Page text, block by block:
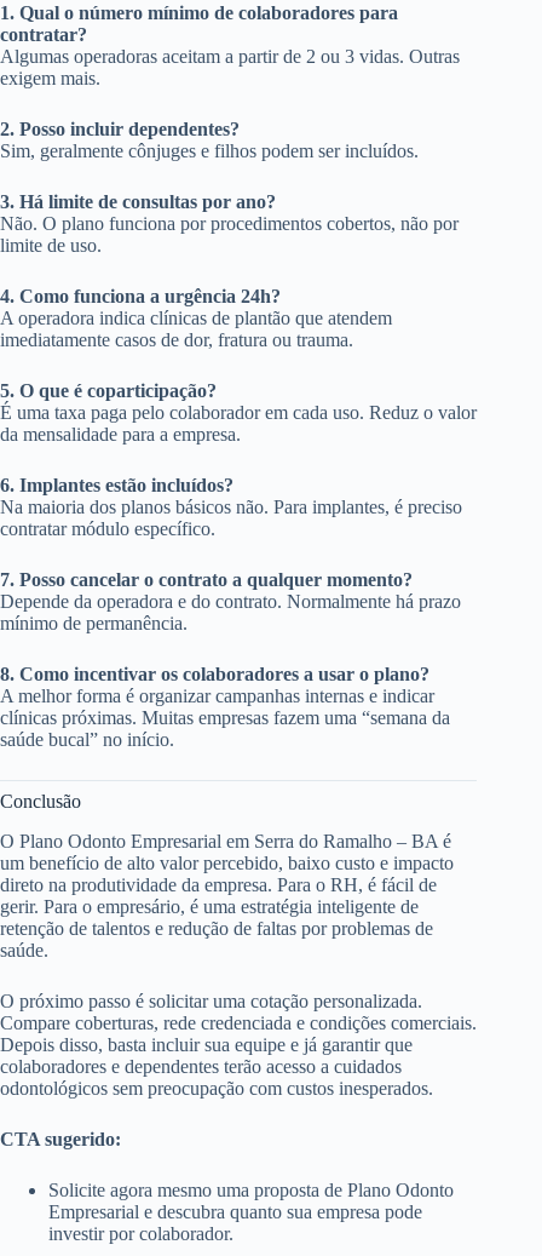
1. Qual o número mínimo de colaboradores para
contratar?
Algumas operadoras aceitam a partir de 2 ou 3 vidas. Outras
exigem mais.
2. Posso incluir dependentes?
Sim, geralmente cônjuges e filhos podem ser incluídos.
3. Há limite de consultas por ano?
Não. O plano funciona por procedimentos cobertos, não por
limite de uso.
4. Como funciona a urgência 24h?
A operadora indica clínicas de plantão que atendem
imediatamente casos de dor, fratura ou trauma.
5. O que é coparticipação?
É uma taxa paga pelo colaborador em cada uso. Reduz o valor
da mensalidade para a empresa.
6. Implantes estão incluídos?
Na maioria dos planos básicos não. Para implantes, é preciso
contratar módulo específico.
7. Posso cancelar o contrato a qualquer momento?
Depende da operadora e do contrato. Normalmente há prazo
mínimo de permanência.
8. Como incentivar os colaboradores a usar o plano?
A melhor forma é organizar campanhas internas e indicar
clínicas próximas. Muitas empresas fazem uma “semana da
saúde bucal” no início.
Conclusão
O Plano Odonto Empresarial em Serra do Ramalho – BA é
um benefício de alto valor percebido, baixo custo e impacto
direto na produtividade da empresa. Para o RH, é fácil de
gerir. Para o empresário, é uma estratégia inteligente de
retenção de talentos e redução de faltas por problemas de
saúde.
O próximo passo é solicitar uma cotação personalizada.
Compare coberturas, rede credenciada e condições comerciais.
Depois disso, basta incluir sua equipe e já garantir que
colaboradores e dependentes terão acesso a cuidados
odontológicos sem preocupação com custos inesperados.
CTA sugerido:
Solicite agora mesmo uma proposta de Plano Odonto
Empresarial e descubra quanto sua empresa pode
investir por colaborador.